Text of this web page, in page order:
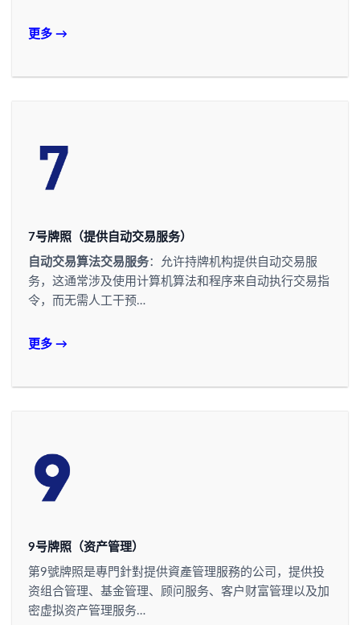
更多 →
7号牌照（提供自动交易服务）
自动交易算法交易服务：允许持牌机构提供自动交易服
务，这通常涉及使用计算机算法和程序来自动执行交易指
令，而无需人工干预…
更多 →
9号牌照（资产管理）
第9號牌照是專門針對提供資產管理服務的公司，提供投
资组合管理、基金管理、顾问服务、客户财富管理以及加
密虚拟资产管理服务…